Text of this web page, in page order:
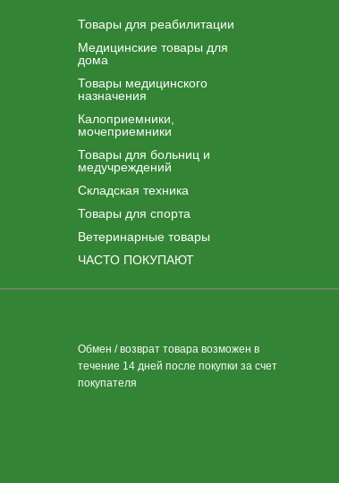
Товары для реабилитации
Медицинские товары для
дома
Товары медицинского
назначения
Калоприемники,
мочеприемники
Товары для больниц и
медучреждений
Складская техника
Товары для спорта
Ветеринарные товары
ЧАСТО ПОКУПАЮТ
Обмен / возврат товара возможен в
течение 14 дней после покупки за счет
покупателя